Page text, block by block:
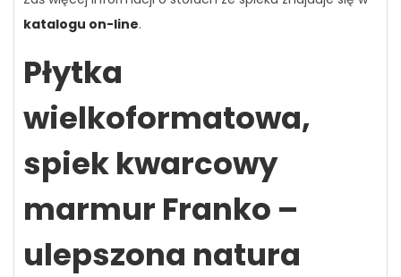
katalogu on-line.
Płytka
wielkoformatowa,
spiek kwarcowy
marmur Franko –
ulepszona natura